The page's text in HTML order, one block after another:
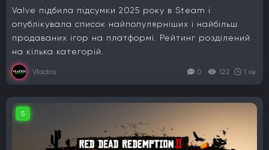
Valve підбила підсумки 2025 року в Steam і
опублікувала список найпопулярніших і найбільш
продаваних ігор на платформі. Рейтинг розділений
на кілька категорій.
Vlados 0 122 1 хв.
5